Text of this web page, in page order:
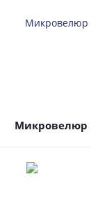
Микровелюр